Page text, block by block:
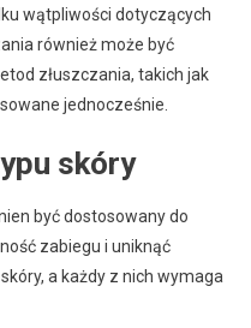
wątpliwości dotyczących
również może być
złuszczania, takich jak
jednocześnie.
skóry
być dostosowany do
zabiegu i uniknąć
a każdy z nich wymaga